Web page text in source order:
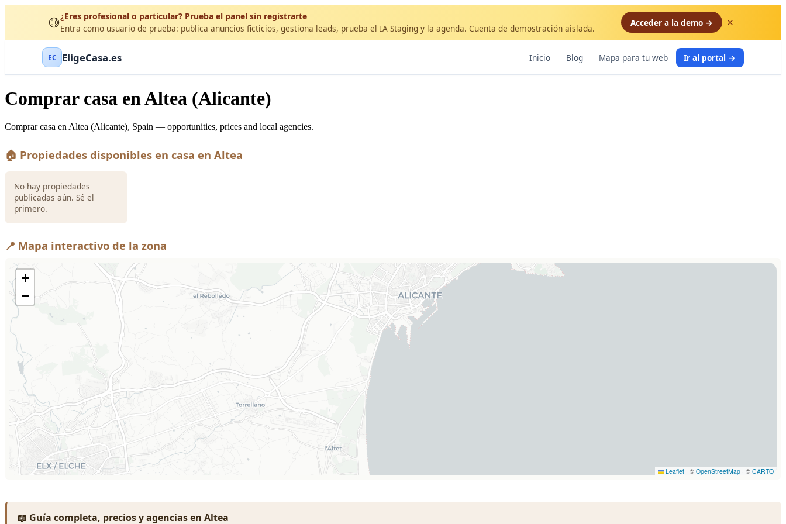
🟡¿Eres profesional o particular? Prueba el panel sin registrarte
Entra como usuario de prueba: publica anuncios ficticios, gestiona leads, prueba el IA Staging y la agenda. Cuenta de demostración aislada.
Acceder a la demo → ×
EC EligeCasa.es Inicio Blog Mapa para tu web Ir al portal →
Comprar casa en Altea (Alicante)
Comprar casa en Altea (Alicante), Spain — opportunities, prices and local agencies.
🏠 Propiedades disponibles en casa en Altea
No hay propiedades
publicadas aún. Sé el
primero.
📍 Mapa interactivo de la zona
📖 Guía completa, precios y agencias en Altea